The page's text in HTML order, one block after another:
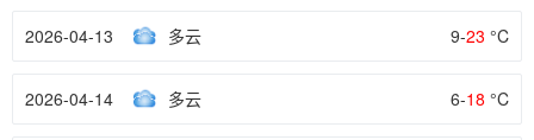
2026-04-13 多云 9-23 °C
2026-04-14 多云 6-18 °C